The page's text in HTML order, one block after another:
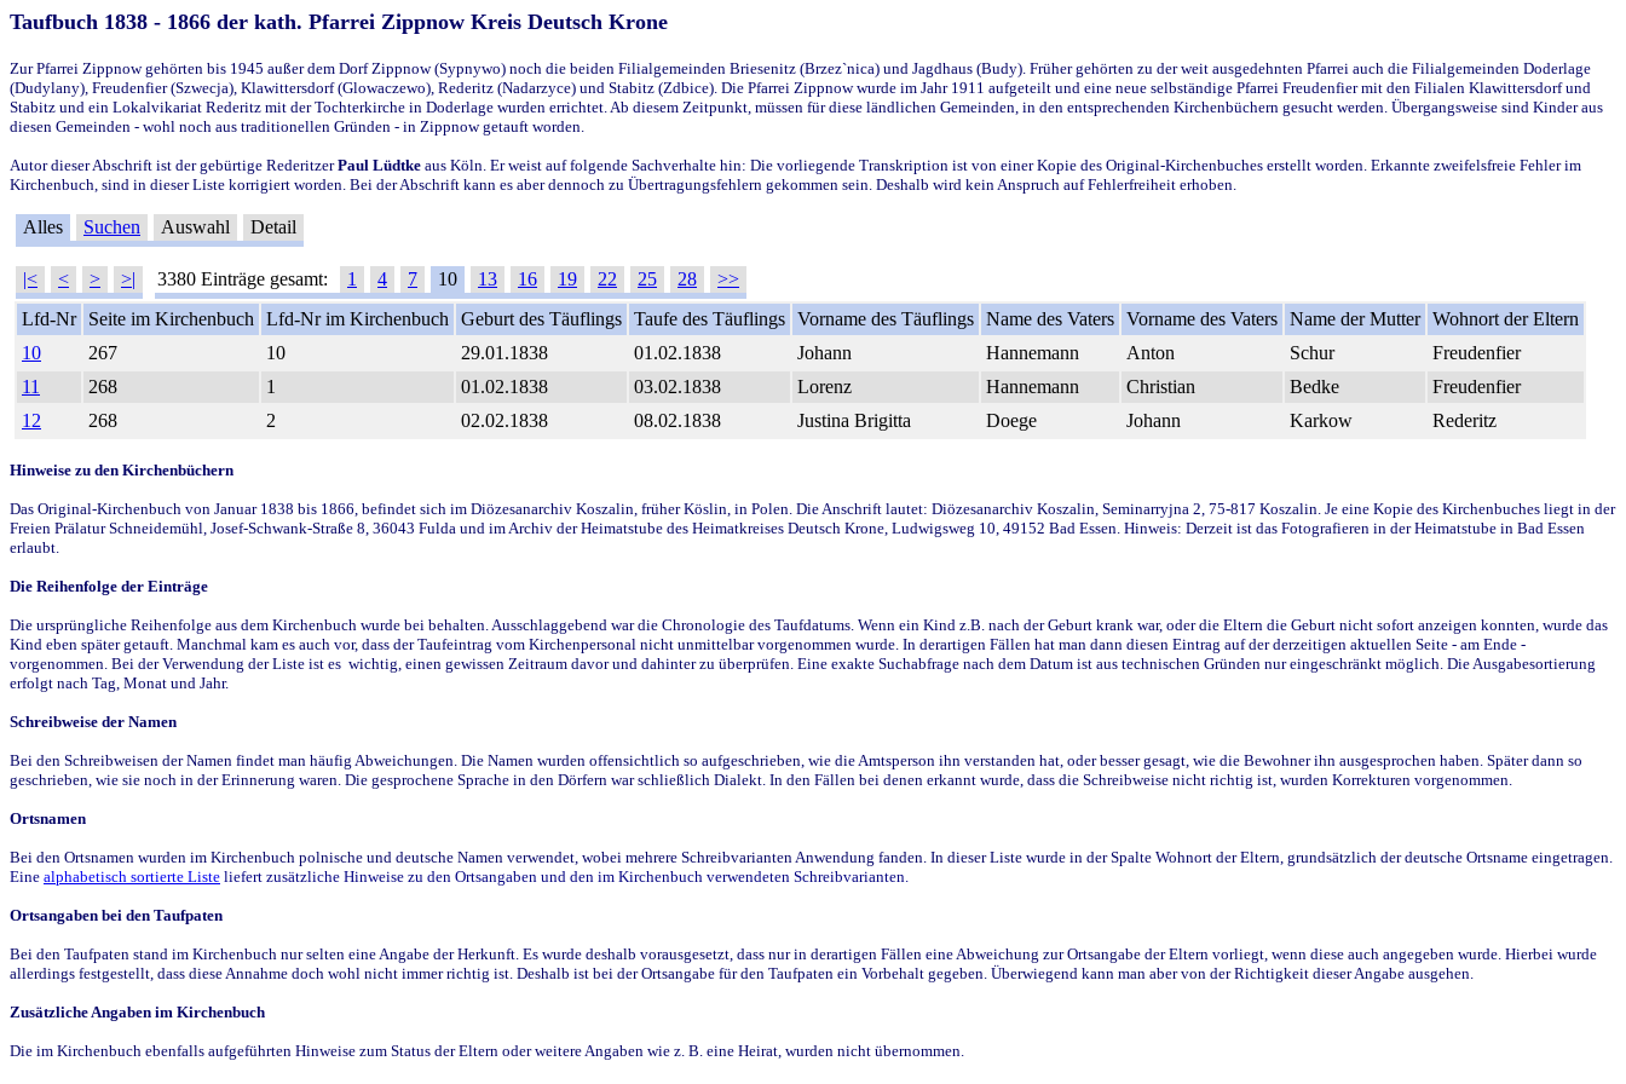
Taufbuch 1838 - 1866 der kath. Pfarrei Zippnow Kreis Deutsch Krone
Zur Pfarrei Zippnow gehörten bis 1945 außer dem Dorf Zippnow (Sypnywo) noch die beiden Filialgemeinden Briesenitz (Brzez`nica) und Jagdhaus (Budy). Früher gehörten zu der weit ausgedehnten Pfarrei auch die Filialgemeinden Doderlage
(Dudylany), Freudenfier (Szwecja), Klawittersdorf (Glowaczewo), Rederitz (Nadarzyce) und Stabitz (Zdbice). Die Pfarrei Zippnow wurde im Jahr 1911 aufgeteilt und eine neue selbständige Pfarrei Freudenfier mit den Filialen Klawittersdorf und
Stabitz und ein Lokalvikariat Rederitz mit der Tochterkirche in Doderlage wurden errichtet. Ab diesem Zeitpunkt, müssen für diese ländlichen Gemeinden, in den entsprechenden Kirchenbüchern gesucht werden. Übergangsweise sind Kinder aus
diesen Gemeinden - wohl noch aus traditionellen Gründen - in Zippnow getauft worden.
Autor dieser Abschrift ist der gebürtige RederitzerPaul Lüdtke aus Köln. Er weist auf folgende Sachverhalte hin: Die vorliegende Transkription ist von einer Kopie des Original-Kirchenbuches erstellt worden. Erkannte zweifelsfreie Fehler im
Kirchenbuch, sind in dieser Liste korrigiert worden. Bei der Abschrift kann es aber dennoch zu Übertragungsfehlern gekommen sein. Deshalb wird kein Anspruch auf Fehlerfreiheit erhoben.
Alles Suchen Auswahl Detail
|< < > >| 3380 Einträge gesamt: 1 4 7 10 13 16 19 22 25 28
>>
Lfd-Nr
Seite im Kirchenbuch Lfd-Nr im Kirchenbuch Geburt des Täuflings Taufe des Täuflings Vorname des Täuflings Name des Vaters Vorname des Vaters Name der Mutter Wohnort der Eltern
10
267 10 29.01.1838 01.02.1838 Johann Hannemann Anton Schur
Freudenfier
11
268 1 01.02.1838 03.02.1838 Lorenz Hannemann Christian Bedke
Freudenfier
12
268 2 02.02.1838 08.02.1838 Justina Brigitta Doege Johann Karkow Rederitz
Hinweise zu den Kirchenbüchern
Das Original-Kirchenbuch von Januar 1838 bis 1866, befindet sich im Diözesanarchiv Koszalin, früher Köslin, in Polen. Die Anschrift lautet: Diözesanarchiv Koszalin, Seminarryjna 2, 75-817 Koszalin. Je eine Kopie des Kirchenbuches liegt in der
Freien Prälatur Schneidemühl, Josef-Schwank-Straße 8, 36043 Fulda und im Archiv der Heimatstube des Heimatkreises Deutsch Krone, Ludwigsweg 10, 49152 Bad Essen. Hinweis: Derzeit ist das Fotografieren in der Heimatstube in Bad Essen
erlaubt.
Die Reihenfolge der Einträge
Die ursprüngliche Reihenfolge aus dem Kirchenbuch wurde bei behalten. Ausschlaggebend war die Chronologie des Taufdatums. Wenn ein Kind z.B. nach der Geburt krank war, oder die Eltern die Geburt nicht sofort anzeigen konnten, wurde das
Kind eben später getauft. Manchmal kam es auch vor, dass der Taufeintrag vom Kirchenpersonal nicht unmittelbar vorgenommen wurde. In derartigen Fällen hat man dann diesen Eintrag auf der derzeitigen aktuellen Seite - am Ende -
vorgenommen. Bei der Verwendung der Liste ist es wichtig, einen gewissen Zeitraum davor und dahinter zu überprüfen. Eine exakte Suchabfrage nach dem Datum ist aus technischen Gründen nur eingeschränkt möglich. Die Ausgabesortierung
erfolgt nach Tag, Monat und Jahr.
Schreibweise der Namen
Bei den Schreibweisen der Namen findet man häufig Abweichungen. Die Namen wurden offensichtlich so aufgeschrieben, wie die Amtsperson ihn verstanden hat, oder besser gesagt, wie die Bewohner ihn ausgesprochen haben. Später dann so
geschrieben, wie sie noch in der Erinnerung waren. Die gesprochene Sprache in den Dörfern war schließlich Dialekt. In den Fällen bei denen erkannt wurde, dass die Schreibweise nicht richtig ist, wurden Korrekturen vorgenommen.
Ortsnamen
Bei den Ortsnamen wurden im Kirchenbuch polnische und deutsche Namen verwendet, wobei mehrere Schreibvarianten Anwendung fanden. In dieser Liste wurde in der Spalte Wohnort der Eltern, grundsätzlich der deutsche Ortsname eingetragen.
Eine alphabetisch sortierte Liste liefert zusätzliche Hinweise zu den Ortsangaben und den im Kirchenbuch verwendeten Schreibvarianten.
Ortsangaben bei den Taufpaten
Bei den Taufpaten stand im Kirchenbuch nur selten eine Angabe der Herkunft. Es wurde deshalb vorausgesetzt, dass nur in derartigen Fällen eine Abweichung zur Ortsangabe der Eltern vorliegt, wenn diese auch angegeben wurde. Hierbei wurde
allerdings festgestellt, dass diese Annahme doch wohl nicht immer richtig ist. Deshalb ist bei der Ortsangabe für den Taufpaten ein Vorbehalt gegeben. Überwiegend kann man aber von der Richtigkeit dieser Angabe ausgehen.
Zusätzliche Angaben im Kirchenbuch
Die im Kirchenbuch ebenfalls aufgeführten Hinweise zum Status der Eltern oder weitere Angaben wie z. B. eine Heirat, wurden nicht übernommen.